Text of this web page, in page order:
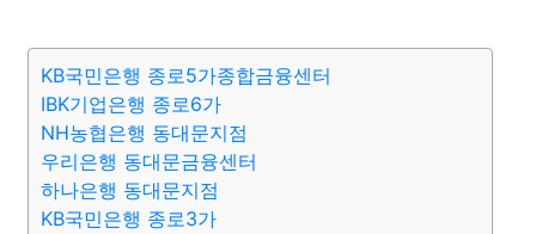
KB국민은행 종로5가종합금융센터
IBK기업은행 종로6가
NH농협은행 동대문지점
우리은행 동대문금융센터
하나은행 동대문지점
KB국민은행 종로3가